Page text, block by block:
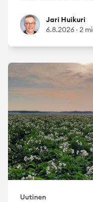
Jari HuikuriJari Huikuri
6.8.2026 · 2
Uutinen